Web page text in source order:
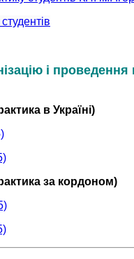
і проведення
в Україні)
за кордоном)